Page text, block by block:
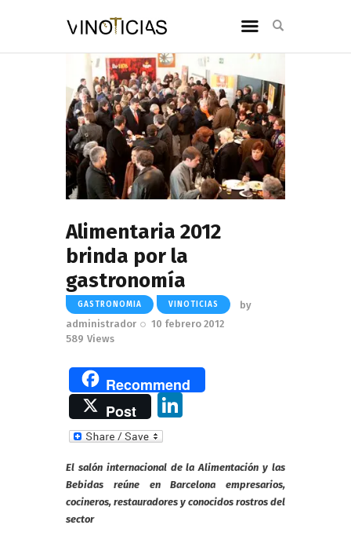
Alimentaria 2012
brinda por la
gastronomía
GASTRONOMIA VINOTICIAS
by
administrador
10 febrero 2012
589 Views
Recommend
Post
k
e
dI
El salón internacional de la Alimentación y las
Bebidas reúne en Barcelona empresarios,
cocineros, restauradores y conocidos rostros del
sector